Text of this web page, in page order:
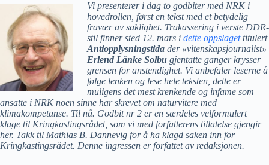
Vi presenterer i dag to godbiter med NRK i
hovedrollen, først en tekst med et betydelig
fravær av saklighet. Trakassering i verste DDR-
stil finner sted 12. mars i dette oppslagettitulert
Antiopplysningstida der «vitenskapsjournalist»
Erlend Lånke Solbu gjentatte ganger krysser
grensen for anstendighet. Vi anbefaler leserne å
følge lenken og lese hele teksten, dette er
muligens det mest krenkende og infame som
ansatte i NRK noen sinne har skrevet om naturvitere med
klimakompetanse. Til nå. Godbit nr 2 er en særdeles velformulert
klage til Kringkastingsrådet, som vi med forfatterens tillatelse gjengir
her. Takk til Mathias B. Dannevig for å ha klagd saken inn for
Kringkastingsrådet. Denne ingressen er forfattet av redaksjonen.